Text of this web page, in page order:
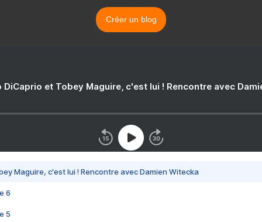
Créer un blog
DiCaprio et Tobey Maguire, c'est lui ! Rencontre avec
Maguire, c'est lui ! Rencontre avec Damien Witecka
6
5